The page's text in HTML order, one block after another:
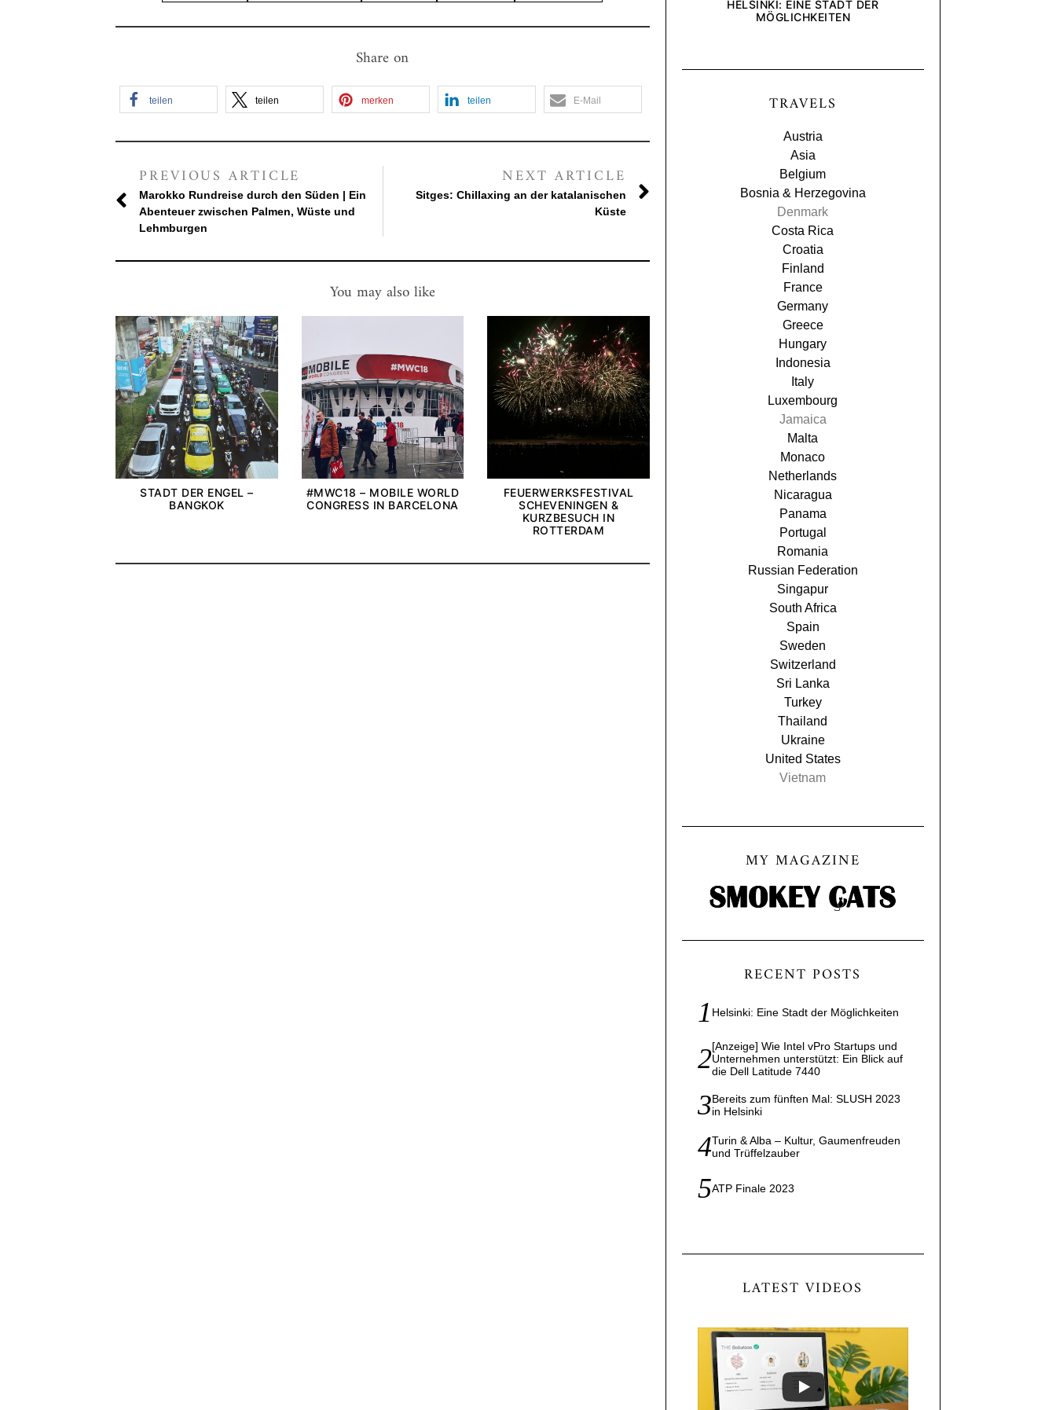
Share on
teilen teilen merken teilen E-Mail
PREVIOUS ARTICLE
Marokko Rundreise durch den Süden | Ein
Abenteuer zwischen Palmen, Wüste und
Lehmburgen
NEXT ARTICLE
Sitges: Chillaxing an der katalanischen
Küste
You may also like
STADT DER ENGEL –
BANGKOK
#MWC18 – MOBILE WORLD
CONGRESS IN BARCELONA
FEUERWERKSFESTIVAL
SCHEVENINGEN &
KURZBESUCH IN
ROTTERDAM
HELSINKI: EINE STADT DER
MÖGLICHKEITEN
TRAVELS
Austria
Asia
Belgium
Bosnia & Herzegovina
Denmark
Costa Rica
Croatia
Finland
France
Germany
Greece
Hungary
Indonesia
Italy
Luxembourg
Jamaica
Malta
Monaco
Netherlands
Nicaragua
Panama
Portugal
Romania
Russian Federation
Singapur
South Africa
Spain
Sweden
Switzerland
Sri Lanka
Turkey
Thailand
Ukraine
United States
Vietnam
MY MAGAZINE
RECENT POSTS
Helsinki: Eine Stadt der Möglichkeiten
[Anzeige] Wie Intel vPro Startups und
Unternehmen unterstützt: Ein Blick auf
die Dell Latitude 7440
Bereits zum fünften Mal: SLUSH 2023
in Helsinki
Turin & Alba – Kultur, Gaumenfreuden
und Trüffelzauber
ATP Finale 2023
LATEST VIDEOS